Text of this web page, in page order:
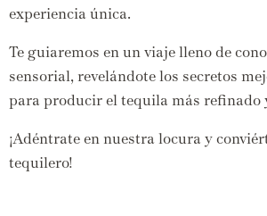
experiencia única.
Te guiaremos en un viaje lleno de
sensorial, revelándote los secretos
para producir el tequila más refinado
¡Adéntrate en nuestra locura y
tequilero!